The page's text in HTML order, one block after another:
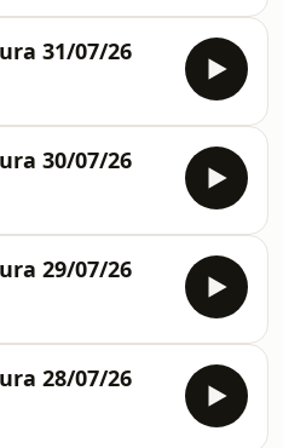
31/07/26
30/07/26
29/07/26
28/07/26